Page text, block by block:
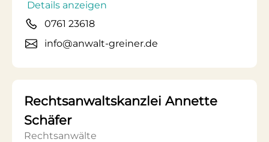
Details anzeigen
0761 23618
info@anwalt-greiner.de
Rechtsanwaltskanzlei Annette
Schäfer
Rechtsanwälte